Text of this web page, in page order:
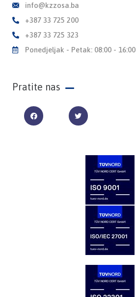
info@kzzosa.ba
+387 33 725 200
+387 33 725 323
Ponedjeljak - Petak: 08:00 - 16:00
Pratite nas